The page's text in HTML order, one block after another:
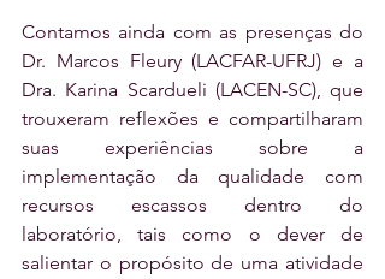
Contamos ainda com as presenças do
Dr. Marcos Fleury (LACFAR-UFRJ) e a
Dra. Karina Scardueli (LACEN-SC), que
trouxeram reflexões e compartilharam
suas experiências sobre a
implementação da qualidade com
recursos escassos dentro do
laboratório, tais como o dever de
salientar o propósito de uma atividade